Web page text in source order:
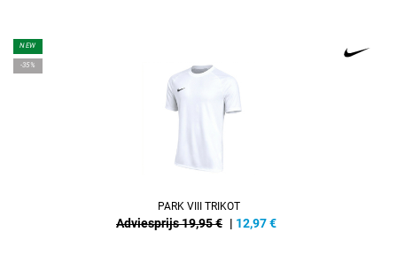
NEW
-35%
PARK VIII TRIKOT
Adviesprijs 19,95 € | 12,97€